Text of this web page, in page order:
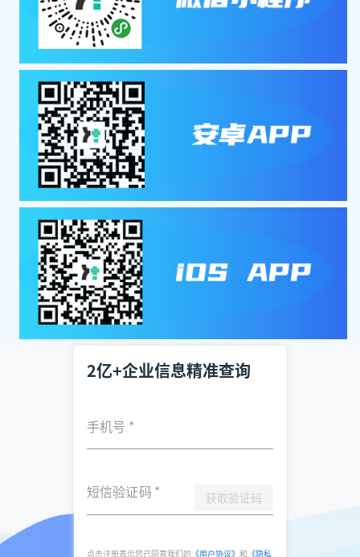
2亿+企业信息精准查询
手机号 *
短信验证码 * 获取验证码
点击注册表示您已同意我们的 《用户协议》 和 《隐私